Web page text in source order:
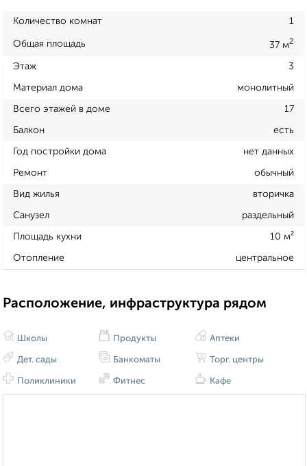
Количество комнат 1
Общая площадь 37 м2
Этаж 3
Материал дома монолитный
Всего этажей в доме 17
Балкон есть
Год постройки дома нет данных
Ремонт обычный
Вид жилья вторичка
Санузел раздельный
Площадь кухни 10 м²
Отопление центральное
Расположение, инфраструктура рядом
Школы
Дет. сады
Поликлиники
Продукты
Банкоматы
Фитнес
Аптеки
Торг. центры
Кафе